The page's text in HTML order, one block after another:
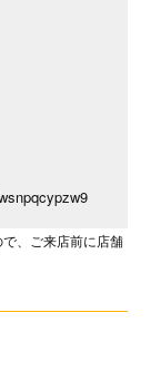
、ご来店前に店舗